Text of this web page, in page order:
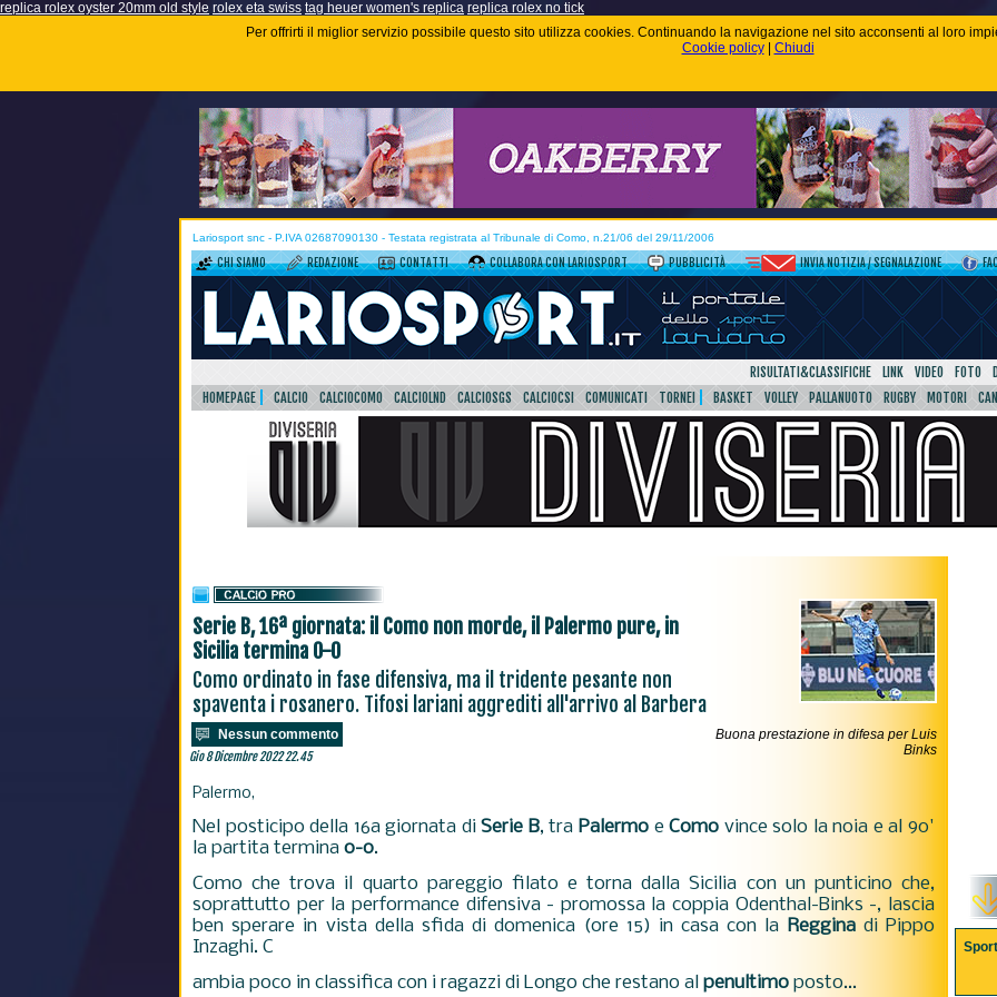
replica rolex oyster 20mm old style rolex eta swiss tag heuer women's replica replica rolex no tick
Per offrirti il miglior servizio possibile questo sito utilizza cookies. Continuando la navigazione nel sito acconsenti al loro
Cookie policy| Chiudi
Lariosport snc - P.IVA 02687090130 - Testata registrata al Tribunale di Como, n.21/06 del 29/11/2006
CHI SIAMO REDAZIONE CONTATTI COLLABORA CON LARIOSPORT PUBBLICITÀ INVIA NOTIZIA / SEGNALAZIONE
RISULTATI&CLASSIFICHE LINK VIDEO FOTO
HOMEPAGE
CALCIO CALCIOCOMO CALCIOLND CALCIOSGS CALCIOCSI COMUNICATI TORNEI BASKET VOLLEY PALLANUOTO RUGBY MOTORI
Serie B, 16ª giornata: il Como non morde, il Palermo pure, in
Sicilia termina 0-0
Como ordinato in fase difensiva, ma il tridente pesante non
spaventa i rosanero. Tifosi lariani aggrediti all'arrivo al Barbera
Nessun commento
Gio 8 Dicembre 2022 22.45
Buona prestazione in difesa per Luis
Binks
Palermo,
Nel posticipo della 16a giornata diSerie B, traPalermo eComo vince solo la noia e al 90'
la partita termina 0-0.
Como che trova il quarto pareggio filato e torna dalla Sicilia con un punticino che,
soprattutto per la performance difensiva - promossa la coppia Odenthal-Binks -, lascia
ben sperare in vista della sfida di domenica (ore 15) in casa con la Regginadi Pippo
Inzaghi. C
ambia poco in classifica con i ragazzi di Longo che restano al penultimo posto...
Sport